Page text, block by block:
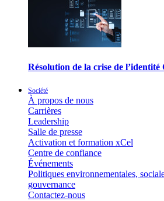
Résolution de la crise de l’identité
Société
À propos de nous
Carrières
Leadership
Salle de presse
Activation et formation xCel
Centre de confiance
Événements
Politiques environnementales,
gouvernance
Contactez-nous